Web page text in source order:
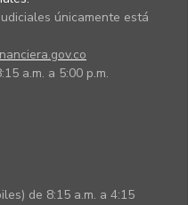
únicamente está
a.m. a 5:00 p.m.
de 8:15 a.m. a 4:15